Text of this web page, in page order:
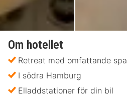
Om hotellet
Retreat med omfattande spa
I södra Hamburg
Elladdstationer för din bil